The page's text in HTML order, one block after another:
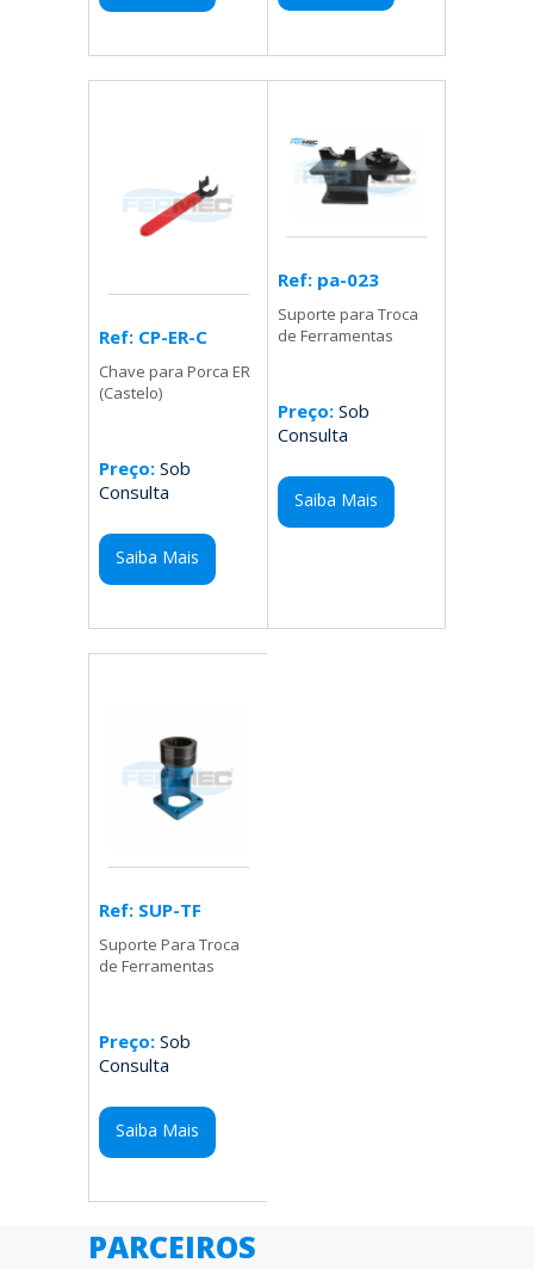
Ref: CP-ER-C
Chave para Porca ER
(Castelo)
Preço: Sob
Consulta
Saiba Mais
Ref: pa-023
Suporte para Troca
de Ferramentas
Preço:Sob
Consulta
Saiba Mais
Ref: SUP-TF
Suporte Para Troca
de Ferramentas
Preço: Sob
Consulta
Saiba Mais
PARCEIROS